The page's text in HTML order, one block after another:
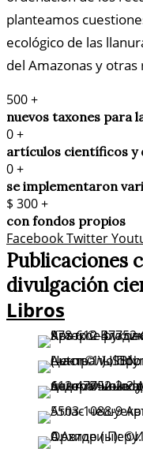
planteamos
ecológico de las
del Amazonas y otras
500+
nuevos taxones para
0+
artículos científicos y
0+
se implementaron
$ 300+
con fondos propios
FacebookTwitter
Publicaciones
divulgación
Libros